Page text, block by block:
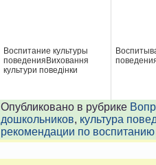
Воспитание культуры
поведенияВиховання
культури поведінки
Опубликовано в рубрике
дошкольников, культура
рекомендации по воспитанию